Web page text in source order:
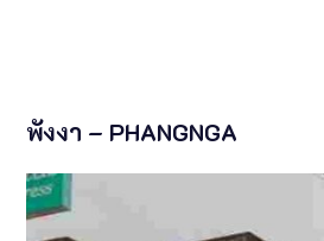
พังงา – PHANGNGA